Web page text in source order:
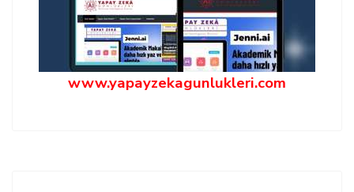
www.yapayzekagunlukleri.com